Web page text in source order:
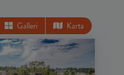
Galleri Karta